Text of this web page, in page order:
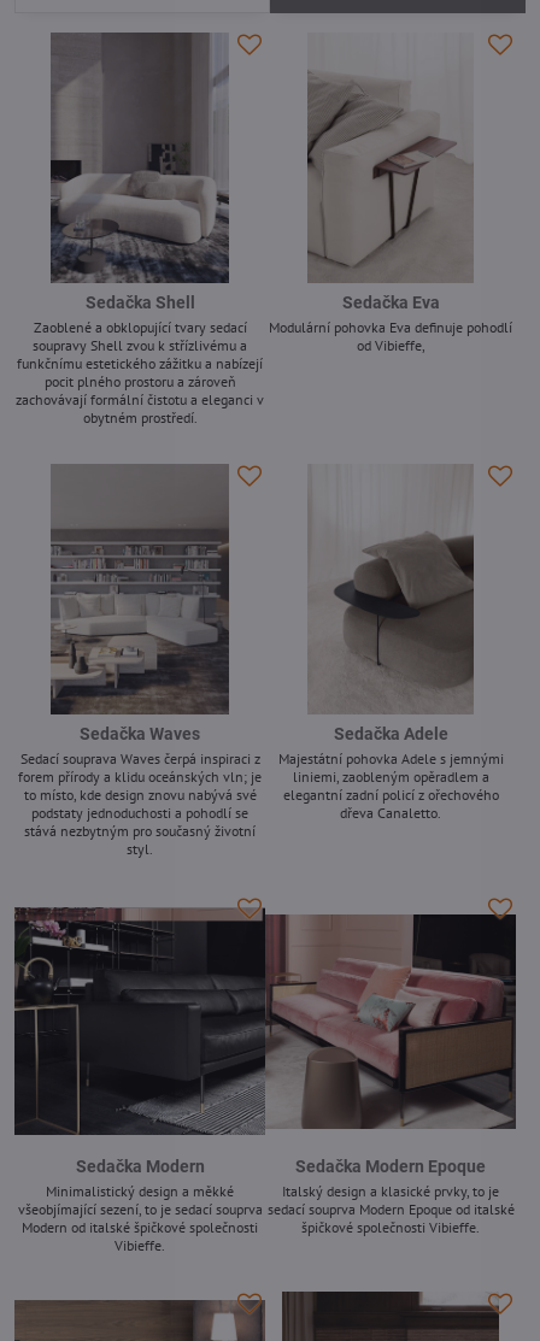
Sedačka Shell
Zaoblené a obklopující tvary sedací
soupravy Shell zvou k střízlivému a
funkčnímu estetického zážitku a nabízejí
pocit plného prostoru a zároveň
zachovávají formální čistotu a eleganci v
obytném prostředí.
Sedačka Eva
Modulární pohovka Eva definuje pohodlí
od Vibieffe,
Sedačka Waves
Sedací souprava Waves čerpá inspiraci z
forem přírody a klidu oceánských vln; je
to místo, kde design znovu nabývá své
podstaty jednoduchosti a pohodlí se
stává nezbytným pro současný životní
styl.
Sedačka Adele
Majestátní pohovka Adele s jemnými
liniemi, zaobleným opěradlem a
elegantní zadní policí z ořechového
dřeva Canaletto.
Sedačka Modern
Minimalistický design a měkké
všeobjímající sezení, to je sedací souprva
Modern od italské špičkové společnosti
Vibieffe.
Sedačka Modern Epoque
Italský design a klasické prvky, to je
sedací souprva Modern Epoque od italské
špičkové společnosti Vibieffe.